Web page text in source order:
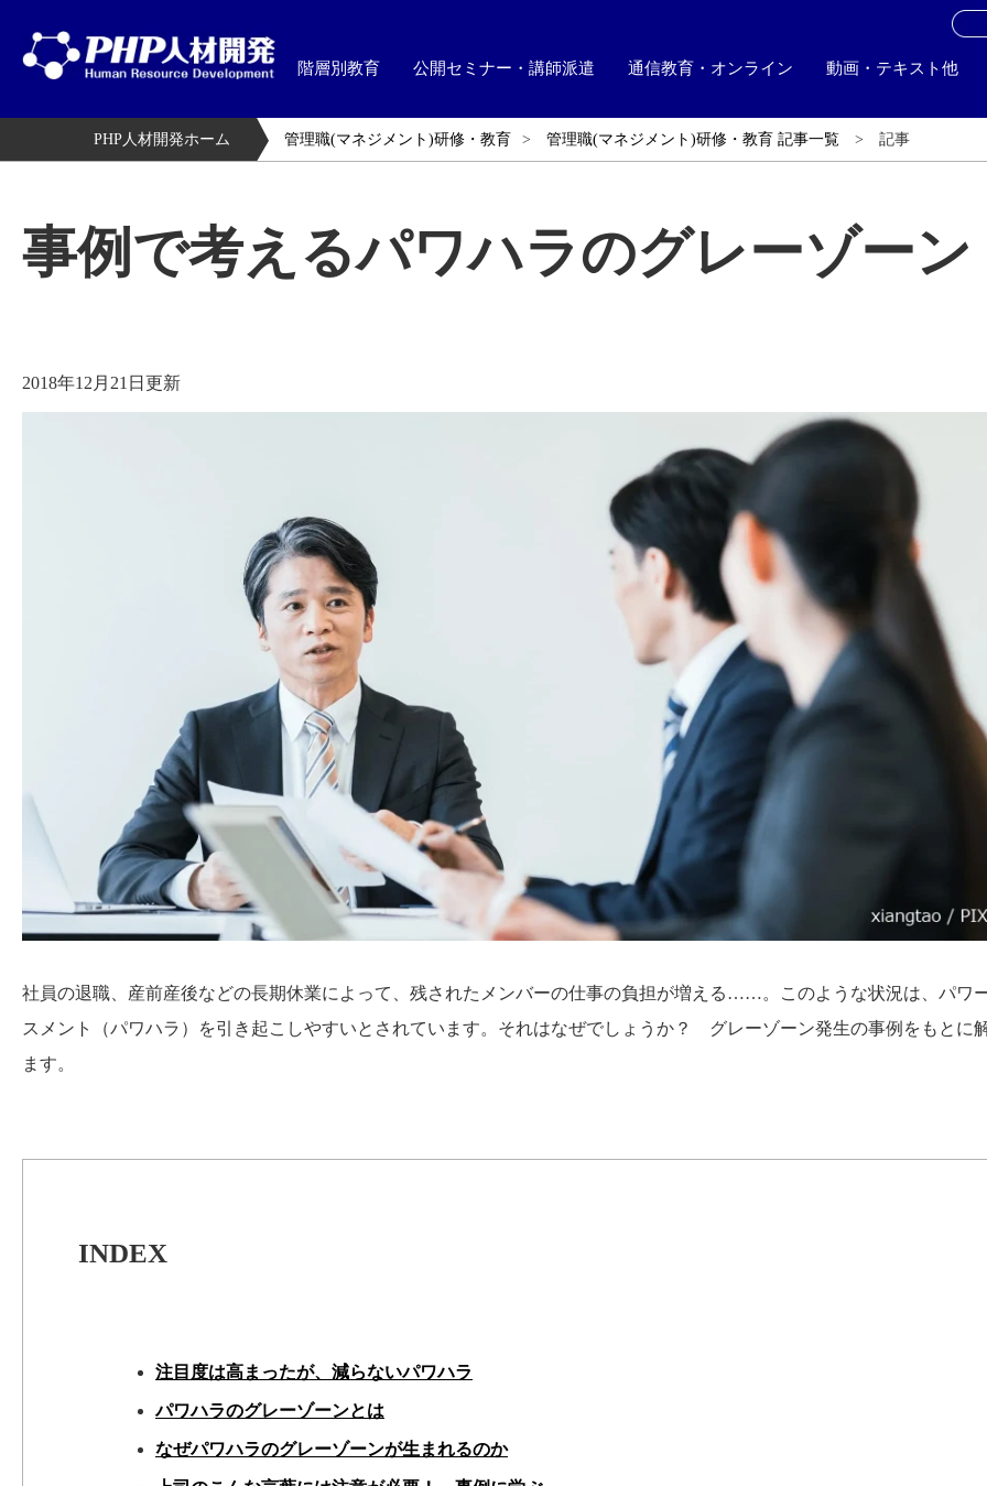
階層別教育 公開セミナー・講師派遣 通信教育・オンライン 動画・テキスト他
PHP人材開発ホーム 管理職(マネジメント)研修・教育 管理職(マネジメント)研修・教育 記事一覧 記事
事例で考えるパワハラのグレーゾーン
2018年12月21日更新
社員の退職、産前産後などの長期休業によって、残されたメンバーの仕事の負担が増える……。このような状況は、パワ
スメント（パワハラ）を引き起こしやすいとされています。それはなぜでしょうか？ グレーゾーン発生の事例をもとに
ます。
INDEX
注目度は高まったが、減らないパワハラ
パワハラのグレーゾーンとは
なぜパワハラのグレーゾーンが生まれるのか